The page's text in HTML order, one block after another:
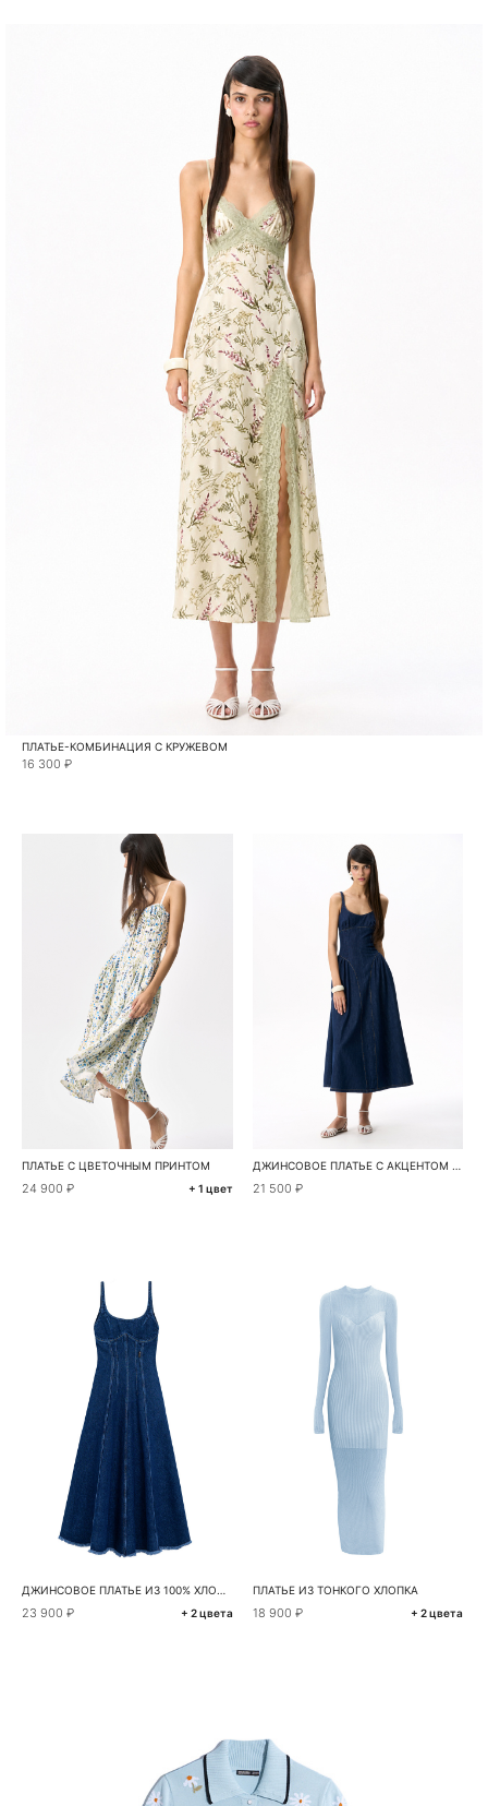
ПЛАТЬЕ-КОМБИНАЦИЯ С КРУЖЕВОМ
16 300 ₽
ПЛАТЬЕ С ЦВЕТОЧНЫМ ПРИНТОМ
24 900 ₽ + 1 цвет
ДЖИНСОВОЕ ПЛАТЬЕ С АКЦЕНТОМ НА ТАЛИИ
21 500 ₽
ДЖИНСОВОЕ ПЛАТЬЕ ИЗ 100% ХЛОПКА
23 900 ₽ + 2 цвета
ПЛАТЬЕ ИЗ ТОНКОГО ХЛОПКА
18 900 ₽ + 2 цвета